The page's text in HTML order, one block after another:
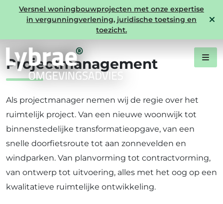
Versnel woningbouwprojecten met onze expertise
in vergunningverlening, juridische toetsing en
toezicht.
Expertise ruimtelijke ontwikkeling
Projectmanagement
Als projectmanager nemen wij de regie over het
ruimtelijk project. Van een nieuwe woonwijk tot
binnenstedelijke transformatieopgave, van een
snelle doorfietsroute tot aan zonnevelden en
windparken. Van planvorming tot contractvorming,
van ontwerp tot uitvoering, alles met het oog op een
kwalitatieve ruimtelijke ontwikkeling.